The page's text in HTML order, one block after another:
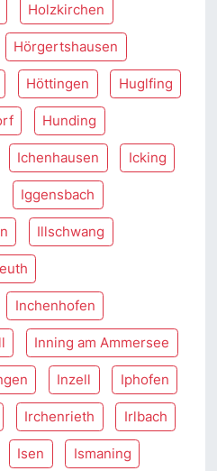
Holzkirchen
Hörgertshausen
Höttingen Huglfing
Hunding
Ichenhausen Icking
Iggensbach
Illschwang
Inchenhofen
Inning am Ammersee
Inzell Iphofen
Irchenrieth Irlbach
Isen Ismaning